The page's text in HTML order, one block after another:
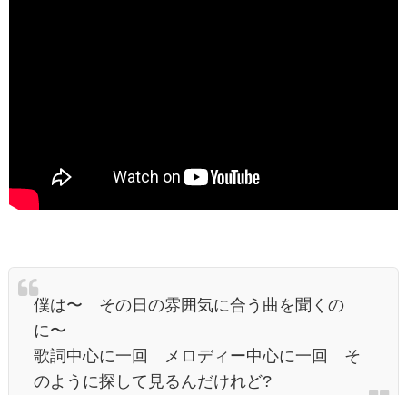
僕は〜 その日の雰囲気に合う曲を聞くの
に〜
歌詞中心に一回 メロディー中心に一回 そ
のように探して見るんだけれど?